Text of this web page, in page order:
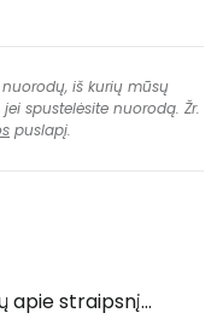
iš kurių mūsų
spustelėsite nuorodą. Žr.
puslapį.
apie straipsnį...